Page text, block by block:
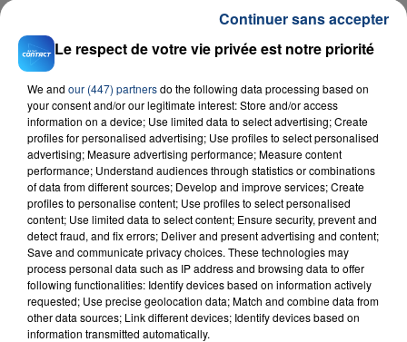
FIL D'ACTU
23 juillet 2026
INCENDIE MORTEL À LENS : UNE FEMME ET
SON BÉBÉ ENTRE LA VIE ET LA...
Un homme s'est immolé par le feu après avoir
aspergé sa compagne et leur bébé de trois mois
Le respect de votre vie privée est notre priorité
We and our (447) partnersdo the following data processing based on
your consent and/or our legitimate interest: Store and/or access
information on a device; Use limited data to select advertising; Create
profiles for personalised advertising; Use profiles to select personalised
advertising; Measure advertising performance; Measure content
performance; Understand audiences through statistics or combinations
of data from different sources; Develop and improve services; Create
profiles to personalise content; Use profiles to select personalised
content; Use limited data to select content; Ensure security, prevent and
detect fraud, and fix errors; Deliver and present advertising and content;
Save and communicate privacy choices. These technologies may
process personal data such as IP address and browsing data to offer
following functionalities: Identify devices based on information actively
requested; Use precise geolocation data; Match and combine data from
other data sources; Link different devices; Identify devices based on
information transmitted automatically.
Continuer sans accepter